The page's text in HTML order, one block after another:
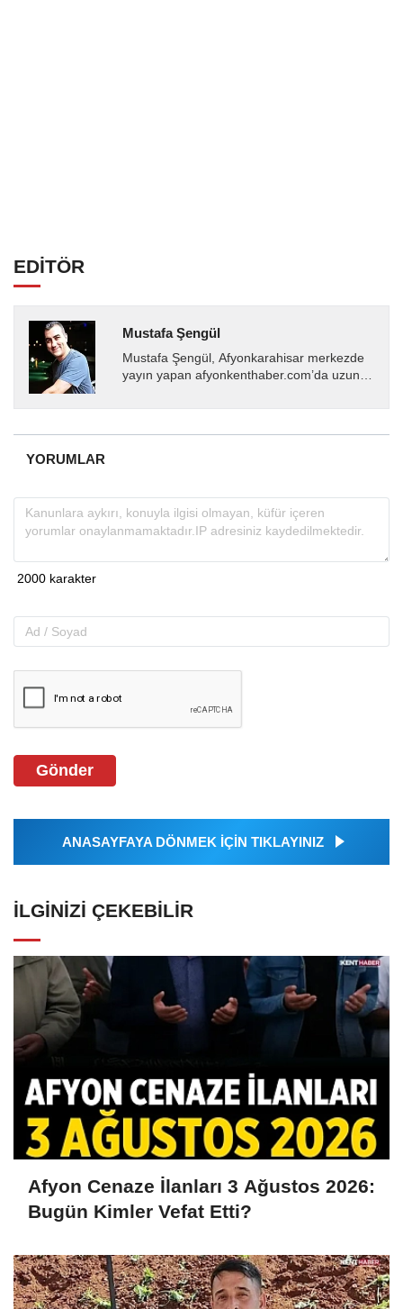
EDİTÖR
Mustafa Şengül
Mustafa Şengül, Afyonkarahisar merkezde
yayın yapan afyonkenthaber.com’da uzun
almakta, haber akışı...
YORUMLAR
Gönder
ANASAYFAYA DÖNMEK İÇİN TIKLAYINIZ
İLGINIZI ÇEKEBILIR
Afyon Cenaze İlanları 3 Ağustos 2026:
Bugün Kimler Vefat Etti?